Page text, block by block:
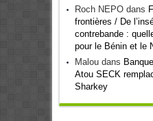
Roch NEPOdans
frontières / De
contrebande :
pour le Bénin et le
Maloudans
Atou SECK
Sharkey